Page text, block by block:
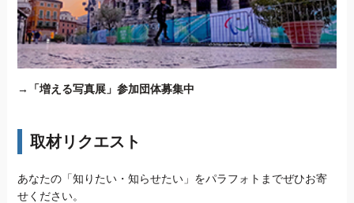
→ 「増える写真展」参加団体募集中
取材リクエスト
あなたの「知りたい・知らせたい」をパラフォトまでぜひお寄
せください。